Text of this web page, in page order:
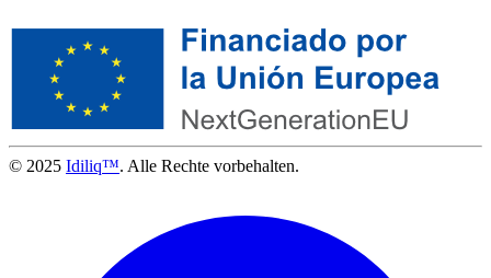
© 2025 Idiliq™. Alle Rechte vorbehalten.